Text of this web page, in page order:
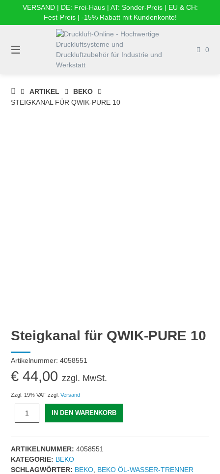
Springe
Inhalt
VERSAND | DE: Frei-Haus | AT: Sonder-Preis | EU & CH:
Fest-Preis | -15% Rabatt mit Kundenkonto!
0
DRUCKLUFT-
ONLINE
ARTIKEL
BEKO
STEIGKANAL FÜR QWIK-PURE 10
Steigkanal für QWIK-PURE 10
Artikelnummer: 4058551
€ 44,00 zzgl. MwSt.
Zzgl. 19% VAT zzgl.Versand
PURE
10
Menge
IN DEN WARENKORB
ARTIKELNUMMER: 4058551
KATEGORIE: BEKO
SCHLAGWÖRTER: BEKO BEKO ÖL-WASSER-TRENNER